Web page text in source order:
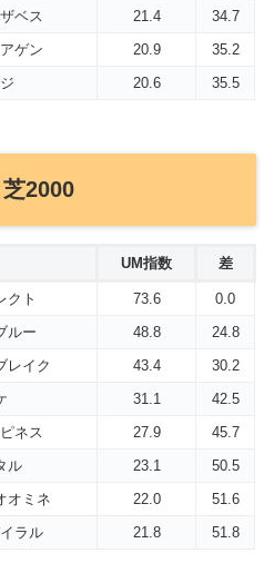
ベス 21.4
34.7
ゲン 20.9
35.2
20.6 35.5
2000
UM指数 差
クト 73.6
0.0
ルー 48.8
24.8
レイク 43.4
30.2
31.1
42.5
ネス 27.9
45.7
ル 23.1
50.5
オミネ 22.0
51.6
ラル 21.8 51.8